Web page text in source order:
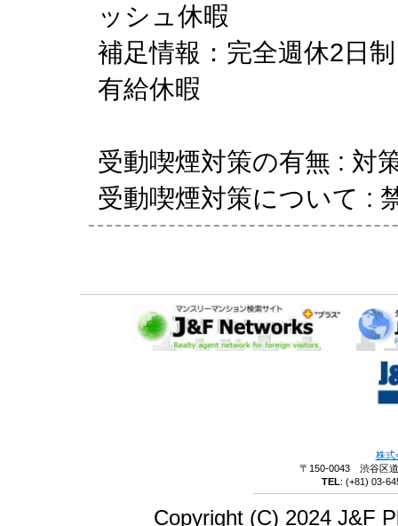
ッシュ休暇
補足情報：完全週休2日制
有給休暇
受動喫煙対策の有無 : 対
受動喫煙対策について :
株式
〒150-0043 渋谷区
TEL: (+81) 03-
Copyright (C) 2024 J&F